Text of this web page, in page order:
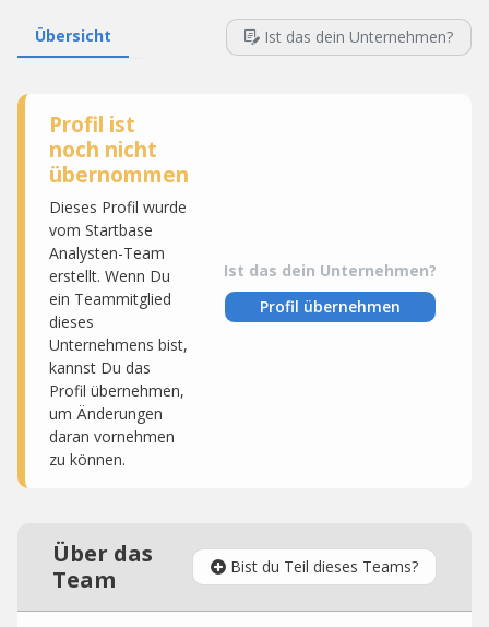
Übersicht Ist das dein Unternehmen?
Profil ist
noch nicht
übernommen
Dieses Profil wurde
vom Startbase
Analysten-Team
erstellt. Wenn Du
ein Teammitglied
dieses
Unternehmens bist,
kannst Du das
Profil übernehmen,
um Änderungen
daran vornehmen
zu können.
Ist das dein Unternehmen?
Profil übernehmen
Über das
Team
Bist du Teil dieses Teams?